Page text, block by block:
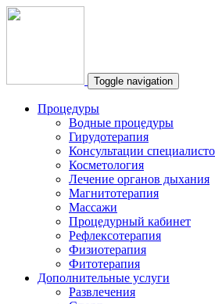
Toggle navigation
Процедуры
Водные процедуры
Гирудотерапия
Консультации
Косметология
Лечение органов дыхания
Магнитотерапия
Массажи
Процедурный кабинет
Рефлексотерапия
Физиотерапия
Фитотерапия
Дополнительные услуги
Развлечения